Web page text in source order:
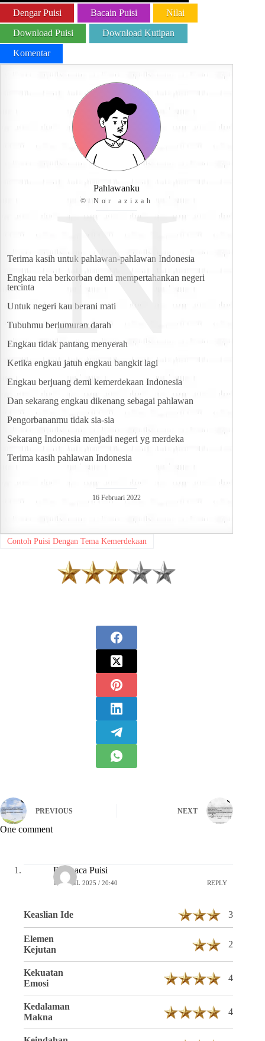
Dengar Puisi Bacain Puisi Nilai
Download Puisi Download Kutipan
Komentar
N
Pahlawanku
© Nor azizah
Terima kasih untuk pahlawan-pahlawan Indonesia
Engkau rela berkorban demi mempertahankan negeri
tercinta
Untuk negeri kau berani mati
Tubuhmu berlumuran darah
Engkau tidak pantang menyerah
Ketika engkau jatuh engkau bangkit lagi
Engkau berjuang demi kemerdekaan Indonesia
Dan sekarang engkau dikenang sebagai pahlawan
Pengorbananmu tidak sia-sia
Sekarang Indonesia menjadi negeri yg merdeka
Terima kasih pahlawan Indonesia
16 Februari 2022
Contoh Puisi Dengan Tema Kemerdekaan
PREVIOUS NEXT
One comment
Pembaca Puisi
16 APRIL 2025 / 20:40 REPLY
Keaslian Ide 3
Elemen
Kejutan
2
Kekuatan
Emosi
4
Kedalaman
Makna
4